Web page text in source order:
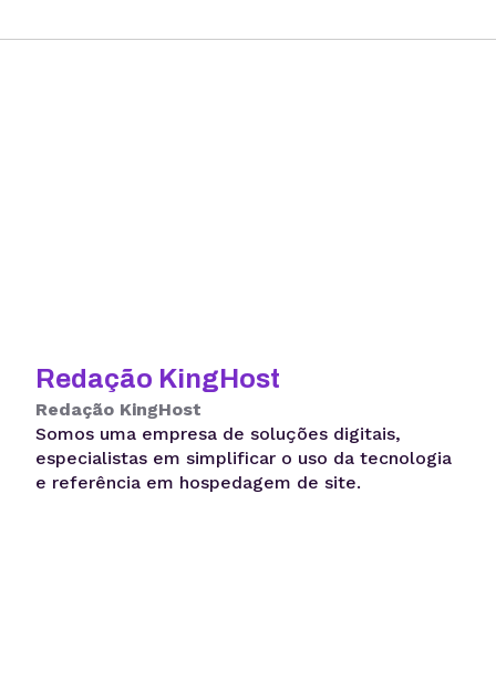
Redação KingHost
Redação KingHost
Somos uma empresa de soluções digitais,
especialistas em simplificar o uso da tecnologia
e referência em hospedagem de site.